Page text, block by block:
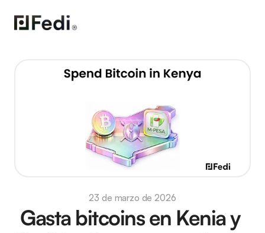
23 de marzo de 2026
Gasta bitcoins en Kenia y